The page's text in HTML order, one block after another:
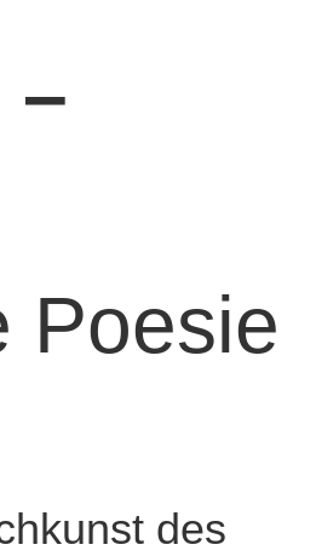
–
Poesie
des